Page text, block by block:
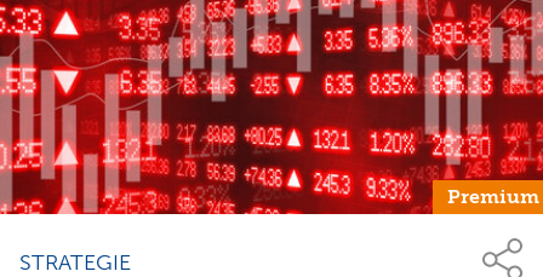
Premium
STRATEGIE
Anmelden